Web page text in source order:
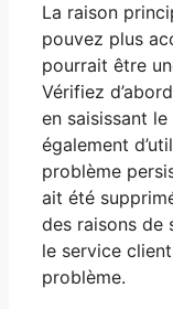
La raison
pouvez plus
pourrait être
Vérifiez
en saisissant
également
problème
ait été
des raisons de
le service
problème.